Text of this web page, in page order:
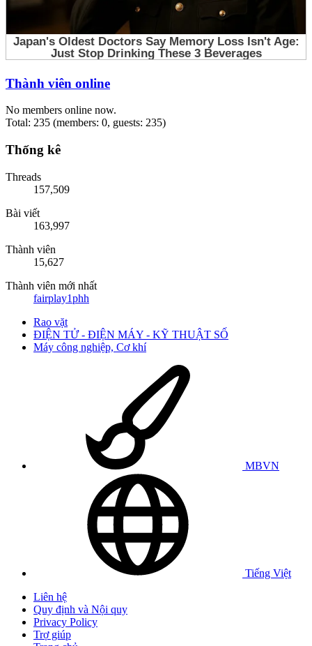
Thành viên online
No members online now.
Total: 235 (members: 0, guests: 235)
Thống kê
Threads
157,509
Bài viết
163,997
Thành viên
15,627
Thành viên mới nhất
fairplay1phh
Rao vặt
ĐIỆN TỬ - ĐIỆN MÁY - KỸ THUẬT SỐ
Máy công nghiệp, Cơ khí
MBVN
Tiếng Việt
Liên hệ
Quy định và Nội quy
Privacy Policy
Trợ giúp